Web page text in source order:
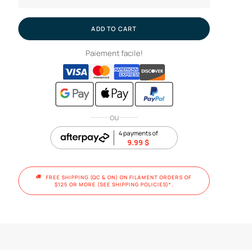
//
PETG-
ADD TO CART
Paiement facile!
OU
4 payments of
9.99 $
FREE SHIPPING (QC & ON) ON FILAMENT ORDERS OF
$125 OR MORE (SEE SHIPPING POLICIES)*.